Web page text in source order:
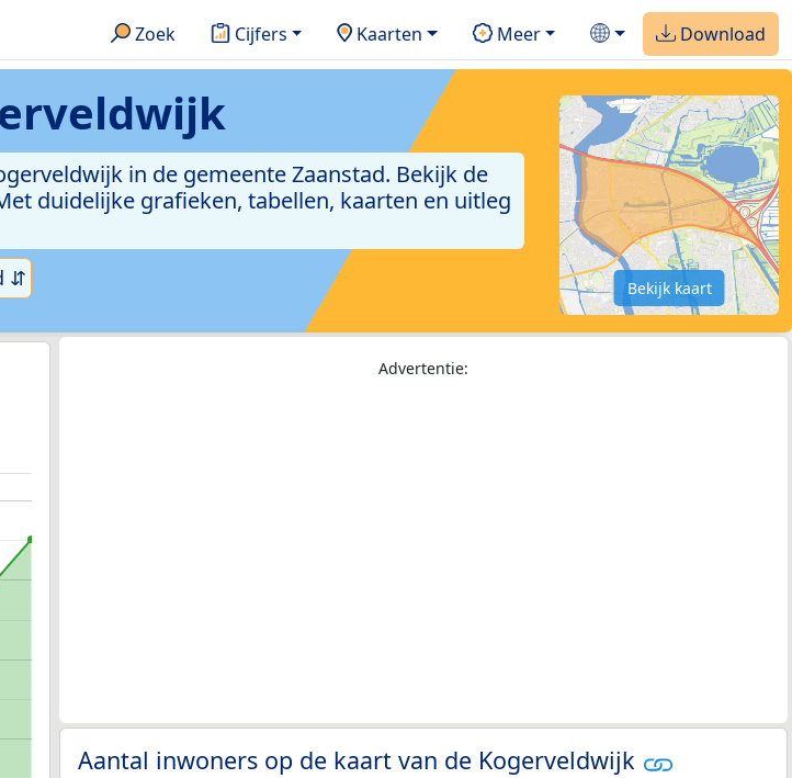
Zoek Cijfers Kaarten Meer Download
in de gemeente Zaanstad. Bekijk de
duidelijke grafieken, tabellen, kaarten en uitleg
⇵ Bekijk kaart
Advertentie:
Aantal inwoners op de kaart van de Kogerveldwijk